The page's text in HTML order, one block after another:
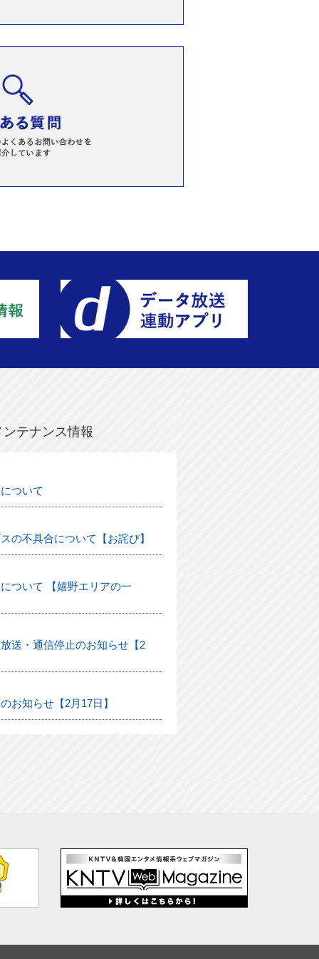
テナンス情報
ついて
の不具合について【お詫び】
ついて 【嬉野エリアの一
送・通信停止のお知らせ【2
お知らせ【2月17日】